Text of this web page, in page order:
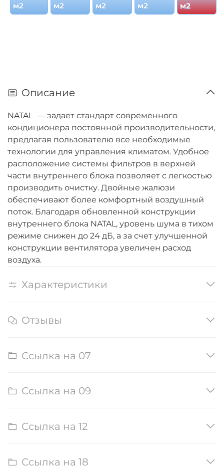
м2
м2
м2
м2
м2
Описание
NATAL — задает стандарт современного
кондиционера постоянной производительности,
предлагая пользователю все необходимые
технологии для управления климатом. Удобное
расположение системы фильтров в верхней
части внутреннего блока позволяет с легкостью
производить очистку. Двойные жалюзи
обеспечивают более комфортный воздушный
поток. Благодаря обновленной конструкции
внутреннего блока NATAL, уровень шума в тихом
режиме снижен до 24 дБ, а за счет улучшенной
конструкции вентилятора увеличен расход
воздуха.
Характеристики
Отзывы
Ссылка на 07
Ссылка на 09
Ссылка на 12
Ссылка на 18